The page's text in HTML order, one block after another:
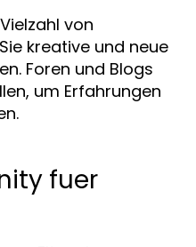
von
kreative und neue
Foren und Blogs
um Erfahrungen
fuer